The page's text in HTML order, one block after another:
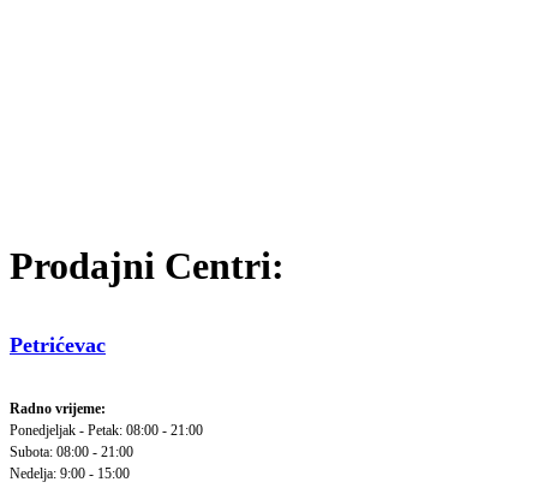
Prodajni Centri:
Petrićevac
Radno vrijeme:
Ponedjeljak - Petak: 08:00 - 21:00
Subota: 08:00 - 21:00
Nedelja: 9:00 - 15:00